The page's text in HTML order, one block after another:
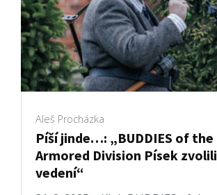
Aleš Procházka
Píší jinde…: „BUDDIES of the
Armored Division Písek
vedení“